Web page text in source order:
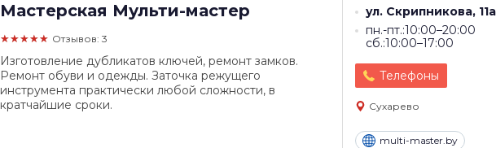
Мастерская Мульти-мастер
★★★★★ Отзывов: 3
ул. Скрипникова, 11а
пн.-пт.:10:00–20:00
сб.:10:00–17:00
Телефоны
Сухарево
multi-master.by
Изготовление дубликатов ключей, ремонт замков.
Ремонт обуви и одежды. Заточка режущего
инструмента практически любой сложности, в
кратчайшие сроки.